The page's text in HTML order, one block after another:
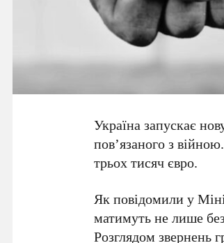
Україна запускає
пов’язаного з
трьох тисяч євро.
Як повідомили у
матимуть не лише
Розглядом звернень